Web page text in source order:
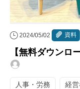
本サイトのご利用にあたって
お問い合わせ
運営会社
2024/05/02 資料
【無料ダウンロ
人事・労務 経